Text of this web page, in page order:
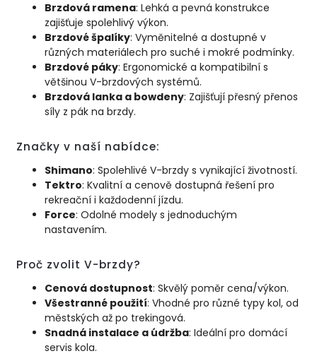
Brzdová ramena: Lehká a pevná konstrukce
zajišťuje spolehlivý výkon.
Brzdové špalíky: Vyměnitelné a dostupné v
různých materiálech pro suché i mokré podmínky.
Brzdové páky: Ergonomické a kompatibilní s
většinou V-brzdových systémů.
Brzdová lanka a bowdeny: Zajišťují přesný přenos
síly z pák na brzdy.
Značky v naší nabídce:
Shimano: Spolehlivé V-brzdy s vynikající životností.
Tektro: Kvalitní a cenově dostupná řešení pro
rekreační i každodenní jízdu.
Force: Odolné modely s jednoduchým
nastavením.
Proč zvolit V-brzdy?
Cenová dostupnost: Skvělý poměr cena/výkon.
Všestranné použití: Vhodné pro různé typy kol, od
městských až po trekingová.
Snadná instalace a údržba: Ideální pro domácí
servis kola.